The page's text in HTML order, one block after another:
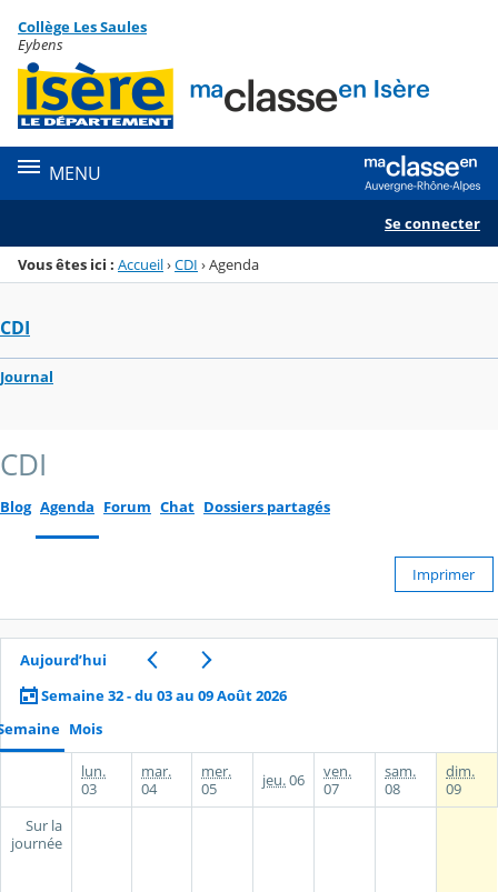
Menu de la rubrique
Contenu
Collège Les Saules
Eybens
MENU
Se connecter
Vous êtes ici : Accueil›CDI ›Agenda
CDI
Journal
CDI
Blog Agenda Forum Chat Dossiers partagés
Imprimer
Aujourd’hui
Semaine 32 - du 03 au 09 Août 2026
Mois
lun.
03
mar.
04
mer.
05
jeu.06
ven.
07
sam.
08
dim.
09
Sur la
journée